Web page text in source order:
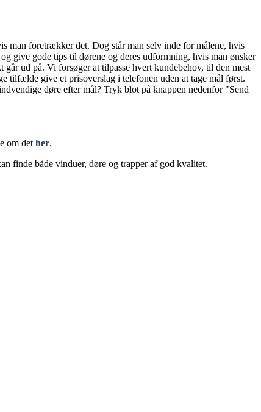
man foretrækker det. Dog står man selv inde for målene, hvis
give gode tips til dørene og deres udformning, hvis man ønsker
ud på. Vi forsøger at tilpasse hvert kundebehov, til den mest
tilfælde give et prisoverslag i telefonen uden at tage mål først.
døre efter mål? Tryk blot på knappen nedenfor "Send
om dether.
finde både vinduer, døre og trapper af god kvalitet.